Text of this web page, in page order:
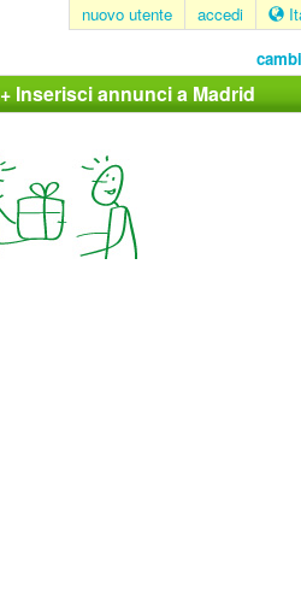
nuovo utente accedi
+ Inserisci annunci a Madrid